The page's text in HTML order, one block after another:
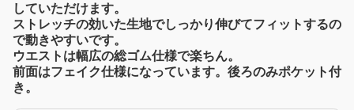
していただけます。
ストレッチの効いた生地でしっかり伸びてフィットするの
で動きやすいです。
ウエストは幅広の総ゴム仕様で楽ちん。
前面はフェイク仕様になっています。後ろのみポケット付
き。